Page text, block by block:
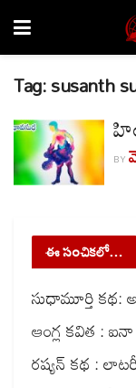
Tag:susanth
BY
ఈ సంచికలో…
సుధామూర్తి కథ:
ఆంగ్ల కవిత :
రష్యన్ కథ : లాటరీ